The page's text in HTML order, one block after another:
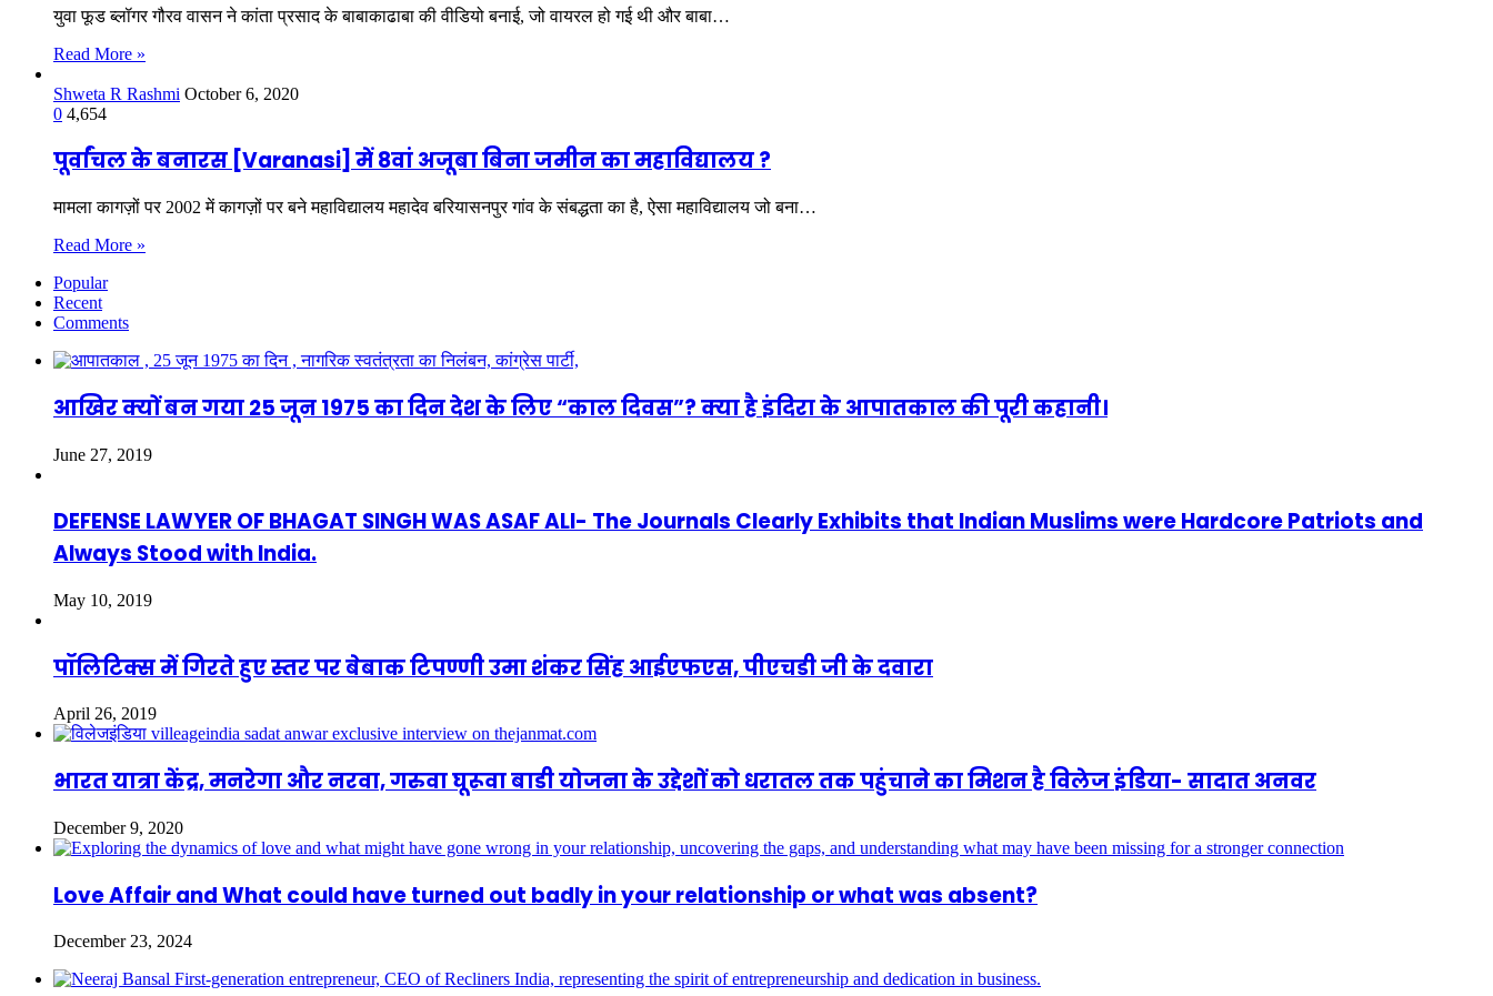
युवा फूड ब्लॉगर गौरव वासन ने कांता प्रसाद के बाबाकाढाबा की वीडियो बनाई, जो वायरल हो गई थी और बाबा…
Read More »
Shweta R Rashmi October 6, 2020
0 4,654
पूर्वांचल के बनारस [Varanasi] में 8वां अजूबा बिना जमीन का महाविद्यालय ?
मामला कागज़ों पर 2002 में कागज़ों पर बने महाविद्यालय महादेव बरियासनपुर गांव के संबद्धता का है, ऐसा महाविद्यालय जो बना…
Read More »
Popular
Recent
Comments
आखिर क्यों बन गया 25 जून 1975 का दिन देश के लिए “काल दिवस”? क्या है इंदिरा के आपातकाल की पूरी कहानी।
June 27, 2019
DEFENSE LAWYER OF BHAGAT SINGH WAS ASAF ALI- The Journals Clearly Exhibits that Indian Muslims were Hardcore Patriots and
Always Stood with India.
May 10, 2019
पॉलिटिक्स में गिरते हुए स्तर पर बेबाक टिपण्णी उमा शंकर सिंह आईएफएस, पीएचडी जी के दवारा
April 26, 2019
भारत यात्रा केंद्र, मनरेगा और नरवा, गरुवा घूरूवा बाडी योजना के उद्देशों को धरातल तक पहुंचाने का मिशन है विलेज इंडिया- सादात अनवर
December 9, 2020
Love Affair and What could have turned out badly in your relationship or what was absent?
December 23, 2024